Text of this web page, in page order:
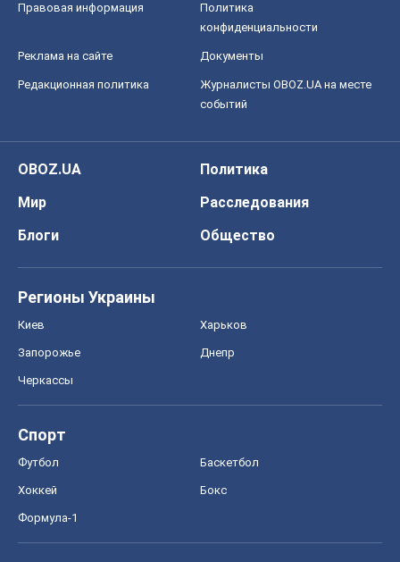
Правовая информация
Политика
конфиденциальности
Реклама на сайте Документы
Редакционная политика
Журналисты OBOZ.UA на месте
событий
OBOZ.UA
Политика
Мир
Расследования
Блоги
Общество
Регионы Украины
Киев Харьков
Запорожье Днепр
Черкассы
Спорт
Футбол Баскетбол
Хоккей Бокс
Формула-1